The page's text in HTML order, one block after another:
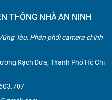
THÔNG NHÀ AN NINH
Tàu, Phân phối camera chính
Rạch Dừa, Thành Phố Hồ Chí